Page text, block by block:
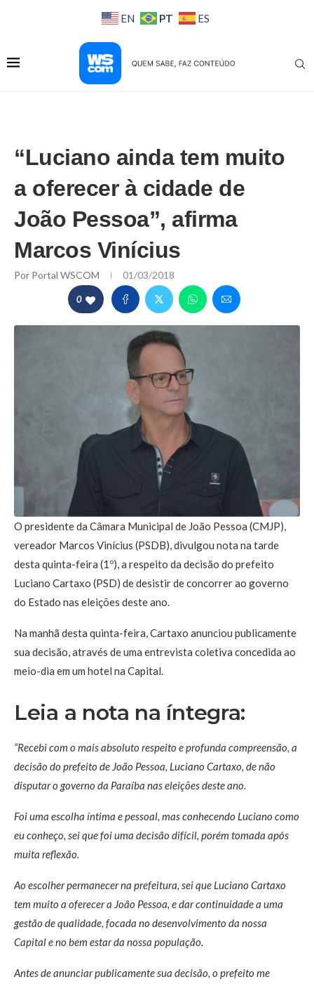
EN PT ES
“Luciano ainda tem muito
a oferecer à cidade de
João Pessoa”, afirma
Marcos Vinícius
Por Portal WSCOM 01/03/2018
0
O presidente da Câmara Municipal de João Pessoa (CMJP),
vereador Marcos Vinícius (PSDB), divulgou nota na tarde
desta quinta-feira (1º), a respeito da decisão do prefeito
Luciano Cartaxo (PSD) de desistir de concorrer ao governo
do Estado nas eleições deste ano.
Na manhã desta quinta-feira, Cartaxo anunciou publicamente
sua decisão, através de uma entrevista coletiva concedida ao
meio-dia em um hotel na Capital.
Leia a nota na íntegra:
“Recebi com o mais absoluto respeito e profunda compreensão, a
decisão do prefeito de João Pessoa, Luciano Cartaxo, de não
disputar o governo da Paraíba nas eleições deste ano.
Foi uma escolha íntima e pessoal, mas conhecendo Luciano como
eu conheço, sei que foi uma decisão difícil, porém tomada após
muita reflexão.
Ao escolher permanecer na prefeitura, sei que Luciano Cartaxo
tem muito a oferecer a João Pessoa, e dar continuidade a uma
gestão de qualidade, focada no desenvolvimento da nossa
Capital e no bem estar da nossa população.
Antes de anunciar publicamente sua decisão, o prefeito me